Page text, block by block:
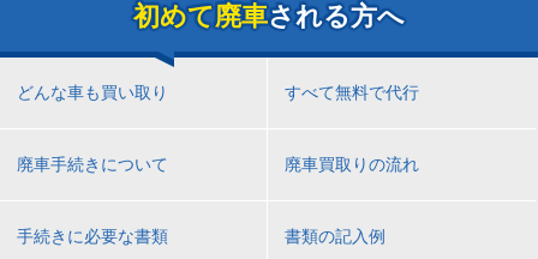
初めて廃車される方へ
どんな車も買い取り すべて無料で代行
廃車手続きについて 廃車買取りの流れ
手続きに必要な書類 書類の記入例